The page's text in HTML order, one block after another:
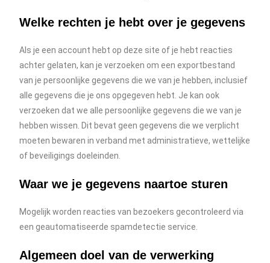
Welke rechten je hebt over je gegevens
Als je een account hebt op deze site of je hebt reacties
achter gelaten, kan je verzoeken om een exportbestand
van je persoonlijke gegevens die we van je hebben, inclusief
alle gegevens die je ons opgegeven hebt. Je kan ook
verzoeken dat we alle persoonlijke gegevens die we van je
hebben wissen. Dit bevat geen gegevens die we verplicht
moeten bewaren in verband met administratieve, wettelijke
of beveiligings doeleinden.
Waar we je gegevens naartoe sturen
Mogelijk worden reacties van bezoekers gecontroleerd via
een geautomatiseerde spamdetectie service.
Algemeen doel van de verwerking